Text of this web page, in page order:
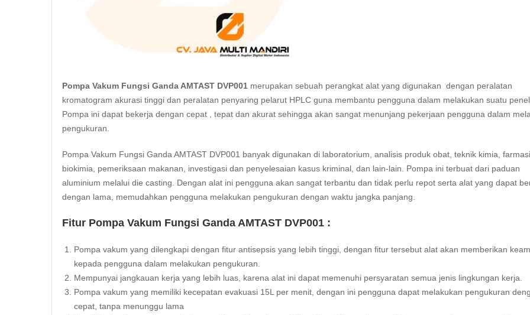
Pompa Vakum Fungsi Ganda AMTAST DVP001 merupakan sebuah perangkat alat yang digunakan dengan peralatan
kromatogram akurasi tinggi dan peralatan penyaring pelarut HPLC guna membantu pengguna dalam melakukan suatu
Pompa ini dapat bekerja dengan cepat , tepat dan akurat sehingga akan sangat menunjang pekerjaan pengguna dalam
pengukuran.
Pompa Vakum Fungsi Ganda AMTAST DVP001 banyak digunakan di laboratorium, analisis produk obat, teknik kimia, farmasi
biokimia, pemeriksaan makanan, investigasi dan penyelesaian kasus kriminal, dan lain-lain. Pompa ini terbuat dari paduan
aluminium melalui die casting. Dengan alat ini pengguna akan sangat terbantu dan tidak perlu repot serta alat yang dapat
dengan lama, memudahkan pengguna melakukan pengukuran dengan waktu jangka panjang.
Fitur Pompa Vakum Fungsi Ganda AMTAST DVP001 :
Pompa vakum yang dilengkapi dengan fitur antisepsis yang lebih tinggi, dengan fitur tersebut alat akan memberikan
kepada pengguna dalam melakukan pengukuran.
Mempunyai jangkauan kerja yang lebih luas, karena alat ini dapat memenuhi persyaratan semua jenis lingkungan kerja.
Pompa vakum yang memiliki kecepatan evakuasi 15L per menit, dengan ini pengguna dapat melakukan pengukuran
cepat, tanpa menunggu lama